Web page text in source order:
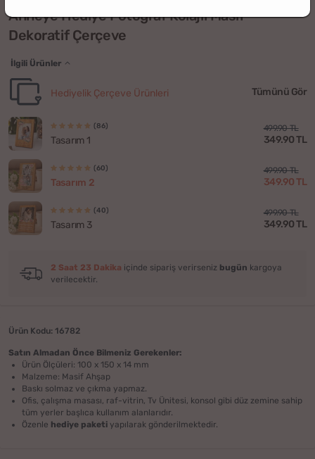
Anneye Hediye Fotoğraf Kolajlı Masif
Dekoratif Çerçeve
İlgili Ürünler
Hediyelik Çerçeve Ürünleri Tümünü Gör
(86)
Tasarım 1
499.90 TL
349.90 TL
(60)
Tasarım 2
499.90 TL
349.90 TL
(40)
Tasarım 3
499.90 TL
349.90 TL
2 Saat 23 Dakika içinde sipariş verirseniz bugün kargoya
verilecektir.
Ürün Kodu: 16782
Satın Almadan Önce Bilmeniz Gerekenler:
Ürün Ölçüleri: 100 x 150 x 14 mm
Malzeme: Masif Ahşap
Baskı solmaz ve çıkma yapmaz.
Ofis, çalışma masası, raf-vitrin, Tv Ünitesi, konsol gibi düz zemine sahip
tüm yerler başlıca kullanım alanlarıdır.
Özenle hediye paketi yapılarak gönderilmektedir.